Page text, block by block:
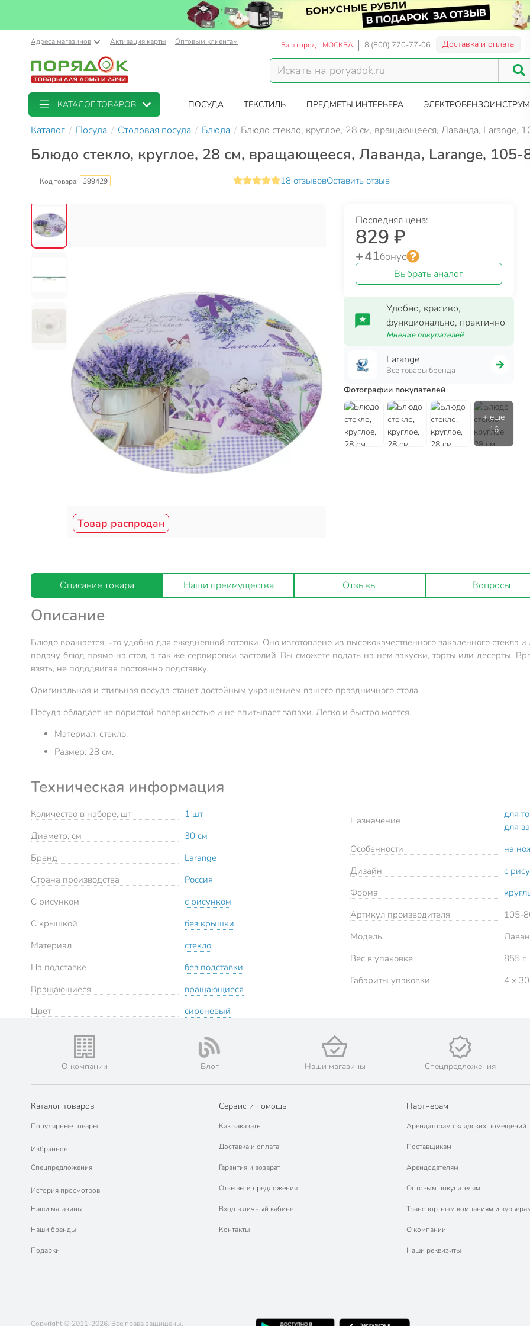
Адреса магазинов Активация карты Оптовым клиентам Ваш город: МОСКВА 8 (800) 770-77-06 Доставка и оплата
КАТАЛОГ ТОВАРОВ ПОСУДА ТЕКСТИЛЬ ПРЕДМЕТЫ ИНТЕРЬЕРА
Каталог Посуда Столовая посуда Блюда Блюдо стекло, круглое, 28 см, вращающееся, Лаванда, Larange,
Блюдо стекло, круглое, 28 см, вращающееся, Лаванда, Larange, 105-
Код товара: 399429 18 отзывовОставить отзыв
Товар распродан
Последняя цена:
829 ₽
+ 41бонус
Выбрать аналог
Удобно, красиво,
функционально, практично
Мнение покупателей
Larange
Все товары бренда
Фотографии покупателей
Описание товара Наши преимущества Отзывы Вопросы
Описание
Блюдо вращается, что удобно для ежедневной готовки. Оно изготовлено из высококачественного закаленного
подачу блюд прямо на стол, а так же сервировки застолий. Вы сможете подать на нем закуски, торты или десерты.
взять, не пододвигая постоянно подставку.
Оригинальная и стильная посуда станет достойным украшением вашего праздничного стола.
Посуда обладает не пористой поверхностью и не впитывает запахи. Легко и быстро моется.
Материал: стекло.
Размер: 28 см.
Техническая информация
Количество в наборе, шт
1 шт
Диаметр, см
30 см
Бренд
Larange
Страна производства
Россия
С рисунком
с рисунком
С крышкой
без крышки
Материал
стекло
На подставке
без подставки
Вращающиеся
вращающиеся
Цвет
сиреневый
Назначение
для
для
Особенности
на
Дизайн
с
Форма
Артикул производителя
105-
Модель
Вес в упаковке
855 г
Габариты упаковки
4 x
О компании Блог Наши магазины Спецпредложения
Каталог товаров
Популярные товары
Избранное
Спецпредложения
История просмотров
Наши магазины
Наши бренды
Подарки
Сервис и помощь
Как заказать
Доставка и оплата
Гарантия и возврат
Отзывы и предложения
Вход в личный кабинет
Контакты
Партнерам
Арендаторам складских помещений
Поставщикам
Арендодателям
Оптовым покупателям
Транспортным компаниям и
О компании
Наши реквизиты
Copyright © 2011-2026. Все права защищены.